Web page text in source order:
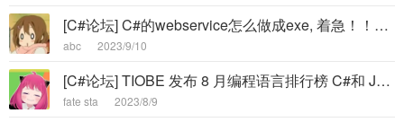
[C#论坛] C#的webservice怎么做成exe, 着急！！！！ -
abc 2023/9/10
[C#论坛] TIOBE 发布 8 月编程语言排行榜 C#和 Java只差3% -
fate sta 2023/8/9